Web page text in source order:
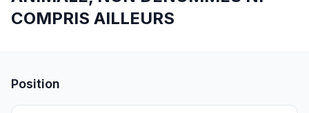
COMPRIS AILLEURS
Position